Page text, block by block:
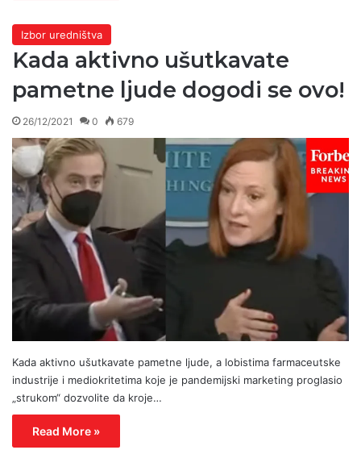
Izbor uredništva
Kada aktivno ušutkavate
pametne ljude dogodi se ovo!
26/12/2021 0 679
Kada aktivno ušutkavate pametne ljude, a lobistima farmaceutske
industrije i mediokritetima koje je pandemijski marketing proglasio
„strukom“ dozvolite da kroje…
Read More »